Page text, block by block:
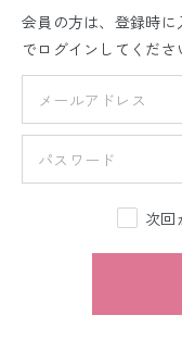
ジュニア着物レンタル
紋付袴レンタル
会員の方は、登録時
でログインしてくださ
次回